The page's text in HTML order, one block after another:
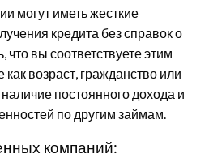
могут иметь жесткие
кредита без справок о
что вы соответствуете этим
возраст, гражданство или
постоянного дохода и
по другим займам.
компаний: